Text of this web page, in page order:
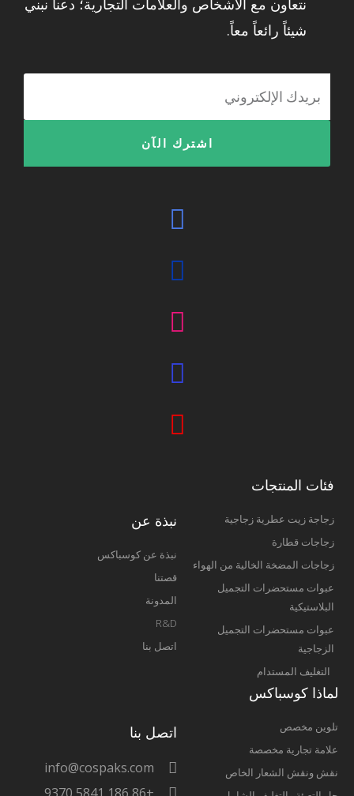
نتعاون مع الأشخاص والعلامات التجارية؛ دعنا نبني
شيئاً رائعاً معاً.
الإلكتروني
اشترك الآن
فئات المنتجات
زجاجة زيت عطرية زجاجية
زجاجات قطارة
زجاجات المضخة الخالية من الهواء
عبوات مستحضرات التجميل
البلاستيكية
عبوات مستحضرات التجميل
الزجاجية
التغليف المستدام
نبذة عن
نبذة عن كوسباكس
قصتنا
المدونة
R&D
اتصل بنا
لماذا كوسباكس
تلوين مخصص
علامة تجارية مخصصة
نقش ونقش الشعار الخاص
اتصل بنا
info@cospaks.com